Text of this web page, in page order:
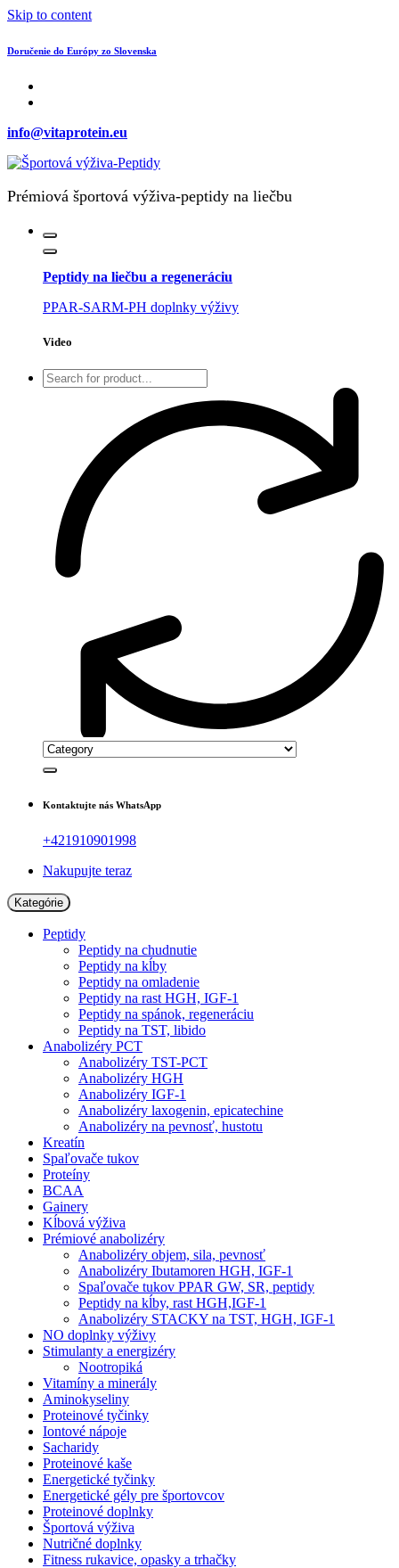
Skip to content
Doručenie do Európy zo Slovenska
info@vitaprotein.eu
Prémiová športová výživa-peptidy na liečbu
Peptidy na liečbu a regeneráciu
PPAR-SARM-PH doplnky výživy
Video
Kontaktujte nás WhatsApp
+421910901998
Nakupujte teraz
Kategórie
Peptidy
Peptidy na chudnutie
Peptidy na kĺby
Peptidy na omladenie
Peptidy na rast HGH, IGF-1
Peptidy na spánok, regeneráciu
Peptidy na TST, libido
Anabolizéry PCT
Anabolizéry TST-PCT
Anabolizéry HGH
Anabolizéry IGF-1
Anabolizéry laxogenin, epicatechine
Anabolizéry na pevnosť, hustotu
Kreatín
Spaľovače tukov
Proteíny
BCAA
Gainery
Kĺbová výživa
Prémiové anabolizéry
Anabolizéry objem, sila, pevnosť
Anabolizéry Ibutamoren HGH, IGF-1
Spaľovače tukov PPAR GW, SR, peptidy
Peptidy na kĺby, rast HGH,IGF-1
Anabolizéry STACKY na TST, HGH, IGF-1
NO doplnky výživy
Stimulanty a energizéry
Nootropiká
Vitamíny a minerály
Aminokyseliny
Proteinové tyčinky
Iontové nápoje
Sacharidy
Proteinové kaše
Energetické tyčinky
Energetické gély pre športovcov
Proteinové doplnky
Športová výživa
Nutričné doplnky
Fitness rukavice, opasky a trhačky